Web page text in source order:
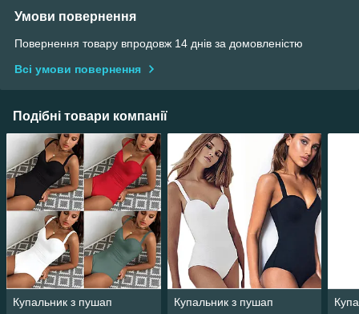
Умови повернення
Повернення товару впродовж 14 днів за домовленістю
Всі умови повернення
Подібні товари компанії
Купальник з пушап Купальник з пушап